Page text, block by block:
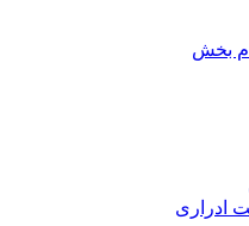
بخش
ادراری